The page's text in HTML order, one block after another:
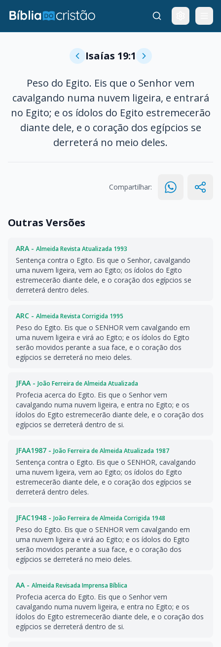
Isaías 19:1
Peso do Egito. Eis que o Senhor vem
cavalgando numa nuvem ligeira, e entrará
no Egito; e os ídolos do Egito estremecerão
diante dele, e o coração dos egípcios se
derreterá no meio deles.
Compartilhar:
Outras Versões
ARA - Almeida Revista Atualizada 1993
Sentença contra o Egito. Eis que o Senhor, cavalgando
uma nuvem ligeira, vem ao Egito; os ídolos do Egito
estremecerão diante dele, e o coração dos egípcios se
derreterá dentro deles.
ARC - Almeida Revista Corrigida 1995
Peso do Egito. Eis que o SENHOR vem cavalgando em
uma nuvem ligeira e virá ao Egito; e os ídolos do Egito
serão movidos perante a sua face, e o coração dos
egípcios se derreterá no meio deles.
JFAA - João Ferreira de Almeida Atualizada
Profecia acerca do Egito. Eis que o Senhor vem
cavalgando numa nuvem ligeira, e entra no Egito; e os
ídolos do Egito estremecerão diante dele, e o coração dos
egípcios se derreterá dentro de si.
JFAA1987 - João Ferreira de Almeida Atualizada 1987
Sentença contra o Egito. Eis que o SENHOR, cavalgando
uma nuvem ligeira, vem ao Egito; os ídolos do Egito
estremecerão diante dele, e o coração dos egípcios se
derreterá dentro deles.
JFAC1948 - João Ferreira de Almeida Corrigida 1948
Peso do Egito. Eis que o SENHOR vem cavalgando em
uma nuvem ligeira e virá ao Egito; e os ídolos do Egito
serão movidos perante a sua face, e o coração dos
egípcios se derreterá no meio deles.
AA - Almeida Revisada Imprensa Bíblica
Profecia acerca do Egito. Eis que o Senhor vem
cavalgando numa nuvem ligeira, e entra no Egito; e os
ídolos do Egito estremecerão diante dele, e o coração dos
egípcios se derreterá dentro de si.